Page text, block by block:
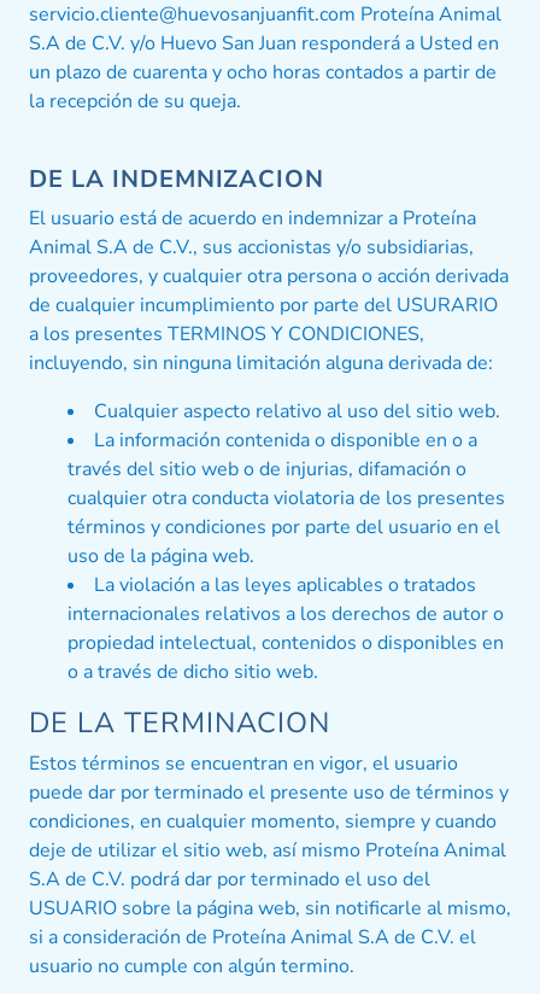
servicio.cliente@huevosanjuanfit.com Proteína Animal
S.A de C.V. y/o Huevo San Juan responderá a Usted en
un plazo de cuarenta y ocho horas contados a partir de
la recepción de su queja.
DE LA INDEMNIZACION
El usuario está de acuerdo en indemnizar a Proteína
Animal S.A de C.V., sus accionistas y/o subsidiarias,
proveedores, y cualquier otra persona o acción derivada
de cualquier incumplimiento por parte del USURARIO
a los presentes TERMINOS Y CONDICIONES,
incluyendo, sin ninguna limitación alguna derivada de:
Cualquier aspecto relativo al uso del sitio web.
La información contenida o disponible en o a
través del sitio web o de injurias, difamación o
cualquier otra conducta violatoria de los presentes
términos y condiciones por parte del usuario en el
uso de la página web.
La violación a las leyes aplicables o tratados
internacionales relativos a los derechos de autor o
propiedad intelectual, contenidos o disponibles en
o a través de dicho sitio web.
DE LA TERMINACION
Estos términos se encuentran en vigor, el usuario
puede dar por terminado el presente uso de términos y
condiciones, en cualquier momento, siempre y cuando
deje de utilizar el sitio web, así mismo Proteína Animal
S.A de C.V. podrá dar por terminado el uso del
USUARIO sobre la página web, sin notificarle al mismo,
si a consideración de Proteína Animal S.A de C.V. el
usuario no cumple con algún termino.